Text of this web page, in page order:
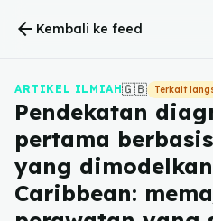
arrow_back Kembali ke feed
ARTIKEL ILMIAH🇬🇧 Terkait
Pendekatan
pertama
yang
Caribbean: